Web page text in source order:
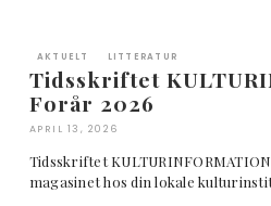
AKTUELT LITTERATUR
Tidsskriftet
Forår 2026
APRIL 13, 2026
Tidsskriftet
magasinet hos din lokale